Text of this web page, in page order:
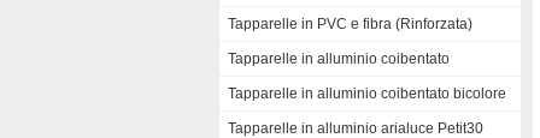
Tapparelle in PVC e fibra (Rinforzata)
Tapparelle in alluminio coibentato
Tapparelle in alluminio coibentato bicolore
Tapparelle in alluminio arialuce Petit30